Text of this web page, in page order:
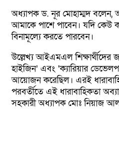
অধ্যাপক ড. নূর মোহাম্মদ বলেন,
আমাকে পাশে পাবেন। যদি কেউ
বিনামূল্যে করতে পারবেন।
উল্লেখ্য আইএমএল
হাইজিন’ এবং ‘ক্যারিয়ার
আয়োজন করেছিল। এরই
পরবর্তীতে এই ধারাবাহিকতা
সহকারী অধ্যাপক মোঃ নিয়াজ